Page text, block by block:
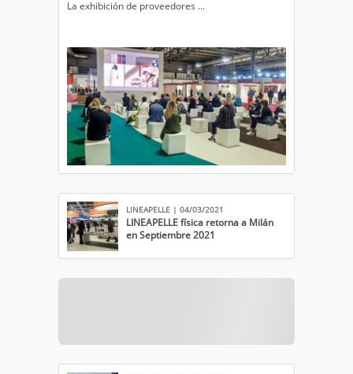
​La exhibición de proveedores ...
LINEAPELLE | 04/03/2021
LINEAPELLE física retorna a Milán
en Septiembre 2021